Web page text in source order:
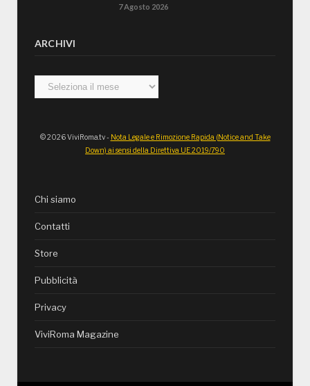
7 Agosto 2026
ARCHIVI
Archivi
© 2026 ViviRoma.tv - Nota Legale e Rimozione Rapida (Notice and Take
Down) ai sensi della Direttiva UE 2019/790
Chi siamo
Contatti
Store
Pubblicità
Privacy
ViviRoma Magazine